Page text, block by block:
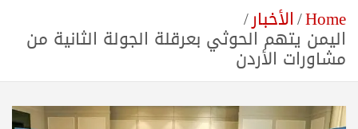
Home الأخبار
اليمن يتهم الحوثي بعرقلة الجولة الثانية من
مشاورات الأردن